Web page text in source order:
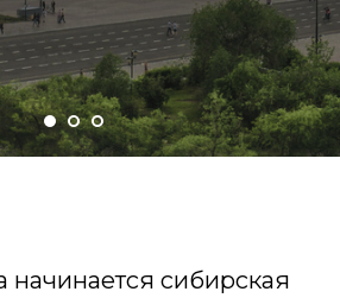
начинается сибирская